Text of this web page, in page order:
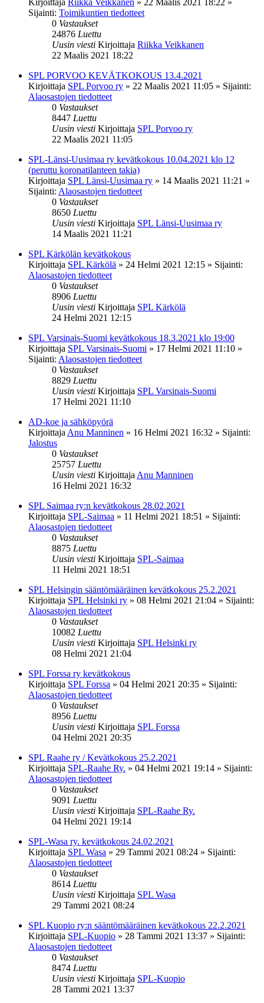
Sijainti: Toimikuntien tiedotteet
0 Vastaukset
24876 Luettu
Uusin viesti Kirjoittaja Riikka Veikkanen
22 Maalis 2021 18:22
SPL PORVOO KEVÄTKOKOUS 13.4.2021
Kirjoittaja SPL Porvoo ry » 22 Maalis 2021 11:05 » Sijainti:
Alaosastojen tiedotteet
0 Vastaukset
8447 Luettu
Uusin viesti Kirjoittaja SPL Porvoo ry
22 Maalis 2021 11:05
SPL-Länsi-Uusimaa ry kevätkokous 10.04.2021 klo 12
(peruttu koronatilanteen takia)
Kirjoittaja SPL Länsi-Uusimaa ry » 14 Maalis 2021 11:21 »
Sijainti: Alaosastojen tiedotteet
0 Vastaukset
8650 Luettu
Uusin viesti Kirjoittaja SPL Länsi-Uusimaa ry
14 Maalis 2021 11:21
SPL Kärkölän kevätkokous
Kirjoittaja SPL Kärkölä » 24 Helmi 2021 12:15 » Sijainti:
Alaosastojen tiedotteet
0 Vastaukset
8906 Luettu
Uusin viesti Kirjoittaja SPL Kärkölä
24 Helmi 2021 12:15
SPL Varsinais-Suomi kevätkokous 18.3.2021 klo 19:00
Kirjoittaja SPL Varsinais-Suomi » 17 Helmi 2021 11:10 »
Sijainti: Alaosastojen tiedotteet
0 Vastaukset
8829 Luettu
Uusin viesti Kirjoittaja SPL Varsinais-Suomi
17 Helmi 2021 11:10
AD-koe ja sähköpyörä
Kirjoittaja Anu Manninen » 16 Helmi 2021 16:32 » Sijainti:
Jalostus
0 Vastaukset
25757 Luettu
Uusin viesti Kirjoittaja Anu Manninen
16 Helmi 2021 16:32
SPL Saimaa ry:n kevätkokous 28.02.2021
Kirjoittaja SPL-Saimaa » 11 Helmi 2021 18:51 » Sijainti:
Alaosastojen tiedotteet
0 Vastaukset
8875 Luettu
Uusin viesti Kirjoittaja SPL-Saimaa
11 Helmi 2021 18:51
SPL Helsingin sääntömääräinen kevätkokous 25.2.2021
Kirjoittaja SPL Helsinki ry » 08 Helmi 2021 21:04 » Sijainti:
Alaosastojen tiedotteet
0 Vastaukset
10082 Luettu
Uusin viesti Kirjoittaja SPL Helsinki ry
08 Helmi 2021 21:04
SPL Forssa ry kevätkokous
Kirjoittaja SPL Forssa » 04 Helmi 2021 20:35 » Sijainti:
Alaosastojen tiedotteet
0 Vastaukset
8956 Luettu
Uusin viesti Kirjoittaja SPL Forssa
04 Helmi 2021 20:35
SPL Raahe ry / Kevätkokous 25.2.2021
Kirjoittaja SPL-Raahe Ry. » 04 Helmi 2021 19:14 » Sijainti:
Alaosastojen tiedotteet
0 Vastaukset
9091 Luettu
Uusin viesti Kirjoittaja SPL-Raahe Ry.
04 Helmi 2021 19:14
SPL-Wasa ry. kevätkokous 24.02.2021
Kirjoittaja SPL Wasa » 29 Tammi 2021 08:24 » Sijainti:
Alaosastojen tiedotteet
0 Vastaukset
8614 Luettu
Uusin viesti Kirjoittaja SPL Wasa
29 Tammi 2021 08:24
SPL Kuopio ry:n sääntömääräinen kevätkokous 22.2.2021
Kirjoittaja SPL-Kuopio » 28 Tammi 2021 13:37 » Sijainti:
Alaosastojen tiedotteet
0 Vastaukset
8474 Luettu
Uusin viesti Kirjoittaja SPL-Kuopio
28 Tammi 2021 13:37